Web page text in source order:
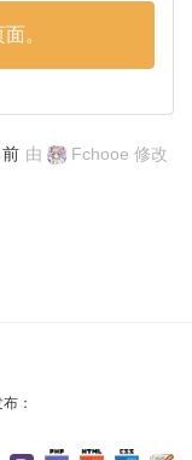
。
由 Fchooe 修改
：